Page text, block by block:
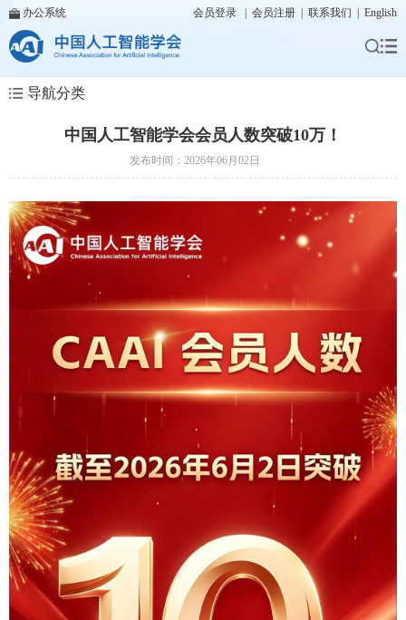
办公系统 会员登录 会员注册 联系我们 English
导航分类
中国人工智能学会会员人数突破10万！
发布时间：2026年06月02日